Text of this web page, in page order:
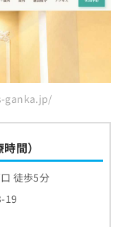
ganka.jp/
間）
徒歩5分
19